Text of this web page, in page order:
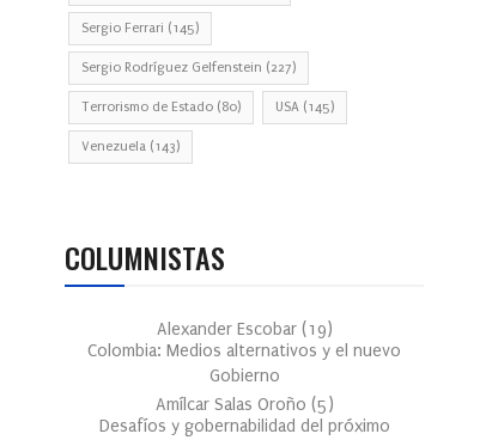
Sergio Ferrari (145)
Sergio Rodríguez Gelfenstein (227)
Terrorismo de Estado (80) USA (145)
Venezuela (143)
COLUMNISTAS
Alexander Escobar (19)
Colombia: Medios alternativos y el nuevo
Gobierno
Amílcar Salas Oroño (5)
Desafíos y gobernabilidad del próximo